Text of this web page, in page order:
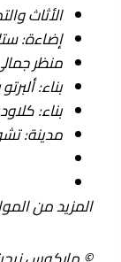
الأثاث
إضاءة:
منظر
بناء:
بناء:
مدينة:
المزيد من